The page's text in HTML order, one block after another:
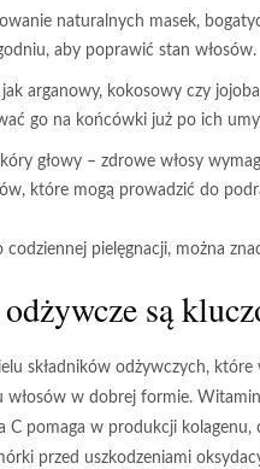
naturalnych masek,
aby poprawić stan włosów.
arganowy, kokosowy czy
go na końcówki już po ich
głowy – zdrowe włosy
które mogą prowadzić do
codziennej pielęgnacji, można
są
składników odżywczych,
włosów w dobrej formie.
C pomaga w produkcji
przed uszkodzeniami